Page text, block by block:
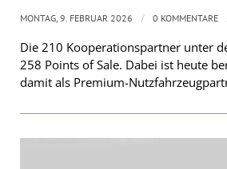
Die 210 Kooperationspartner unter
258 Points of Sale. Dabei ist heute
damit als Premium-
MONTAG, 9. FEBRUAR 2026 / 0 KOMMENTARE